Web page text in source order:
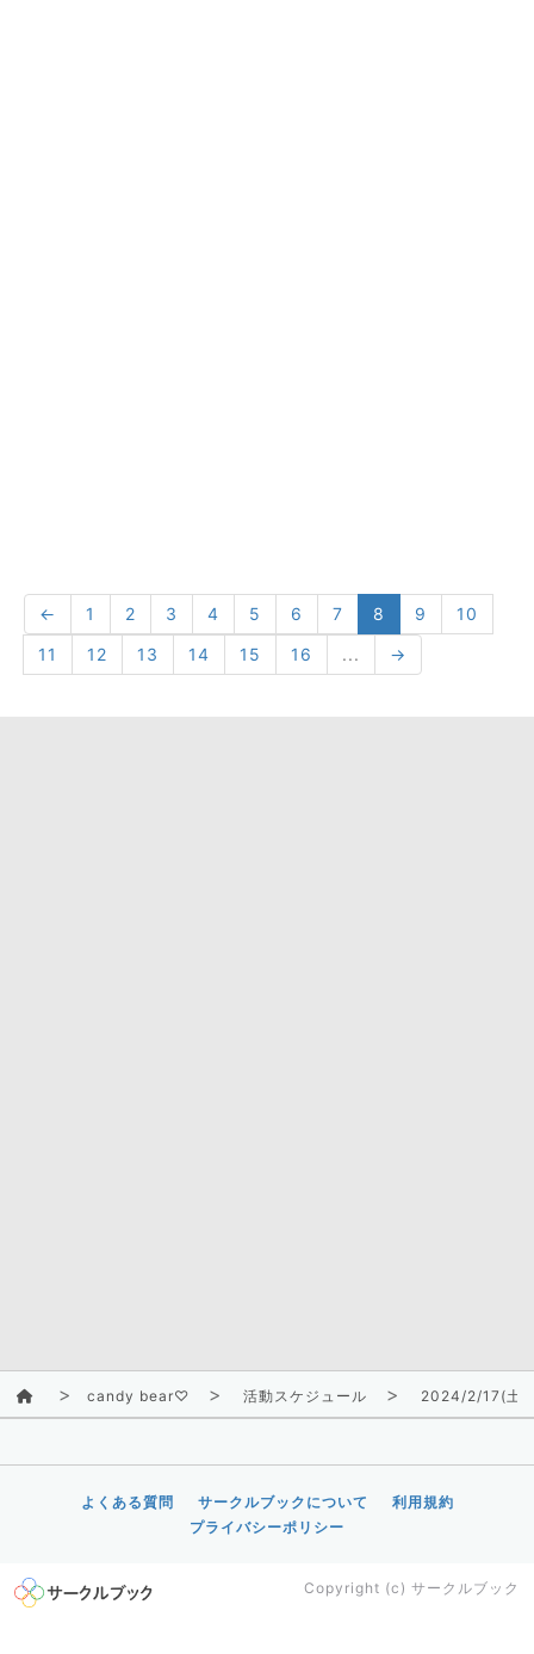
← 1 2 3 4 5 6 7 8 9
10
11
12 13 14 15 16 ... →
candy bear♡ 活動スケジュール 2024/2/17(土)
よくある質問 サークルブックについて
利用規約
プライバシーポリシー
Copyright (c) サークルブック